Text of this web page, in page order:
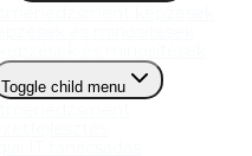
Toggle child menu